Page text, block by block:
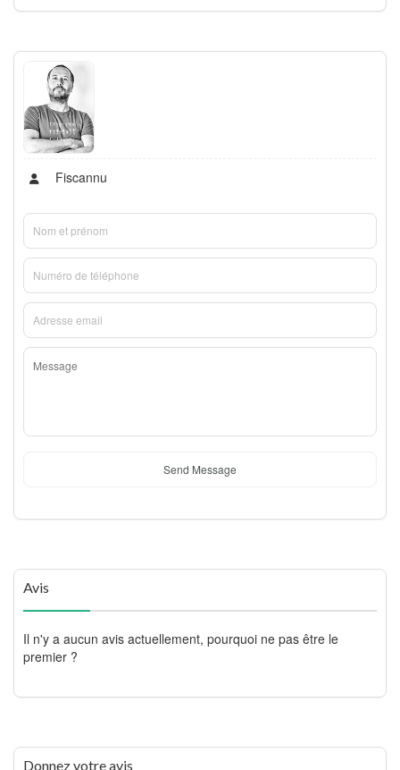
Fiscannu
Send Message
Avis
Il n'y a aucun avis actuellement, pourquoi ne pas être le
premier ?
Donnez votre avis